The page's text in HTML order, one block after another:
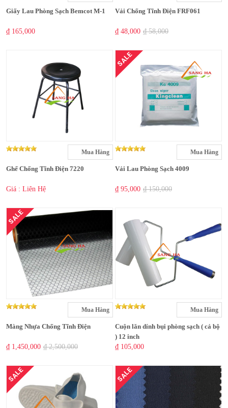
Giấy Lau Phòng Sạch Bemcot M-1
₫ 165,000
Vải Chống Tĩnh Điện FRF061
₫ 48,000 ₫ 58,000
Mua Hàng
Ghế Chống Tĩnh Điện 7220
Giá : Liên Hệ
SALE
Mua Hàng
Vải Lau Phòng Sạch 4009
₫ 95,000 ₫ 150,000
SALE
Mua Hàng
Màng Nhựa Chống Tĩnh Điện
₫ 1,450,000 ₫ 2,500,000
Mua Hàng
Cuộn lăn dính bụi phòng sạch ( cả bộ
) 12 inch
₫ 105,000
SALE SALE